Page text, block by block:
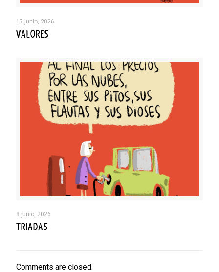
17 junio, 2026
VALORES
8 junio, 2026
TRIADAS
Comments are closed.